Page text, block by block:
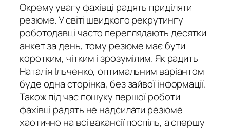
Окрему увагу фахівці радять приділяти
резюме. У світі швидкого рекрутингу
роботодавці часто переглядають десятки
анкет за день, тому резюме має бути
коротким, чітким і зрозумілим. Як радить
Наталія Ільченко, оптимальним варіантом
буде одна сторінка, без зайвої інформації.
Також під час пошуку першої роботи
фахівці радять не надсилати резюме
хаотично на всі вакансії поспіль, а спершу